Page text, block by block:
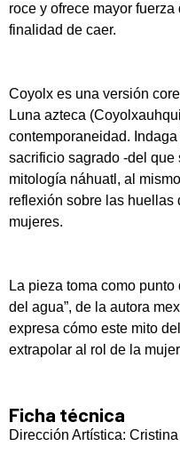
roce y ofrece mayor
finalidad de caer.
Coyolx es una versión
Luna azteca
contemporaneidad.
sacrificio sagrado -del que
mitología náhuatl, al
reflexión sobre las
mujeres.
La pieza toma como
del agua”, de la autora
expresa cómo este mito
extrapolar al rol de la
Ficha técnica
Dirección Artística: